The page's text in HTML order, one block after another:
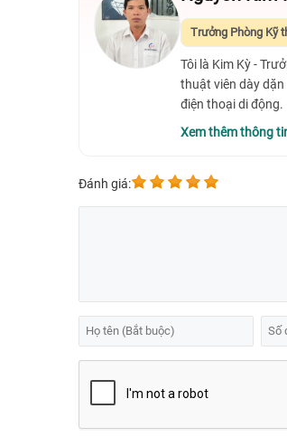
Trưởng Phòng Kỹ
Tôi là Kim Kỳ -
thuật viên dày
điện thoại di động.
Xem thêm thông
Đánh giá: